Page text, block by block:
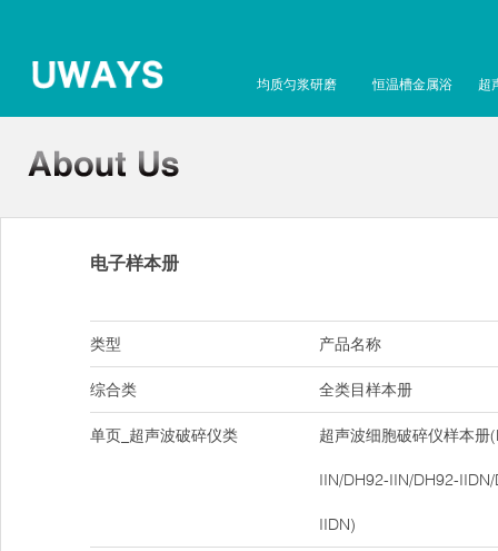
均质匀浆研磨 恒温槽金属浴 超
电子样本册
类型 产品名称
综合类 全类目样本册
单页_超声波破碎仪类 超声波细胞破碎仪样本册
IIN/DH92-IIN/DH92-
IIDN)